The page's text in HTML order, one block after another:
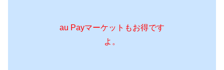
au Payマーケットもお得です
よ。